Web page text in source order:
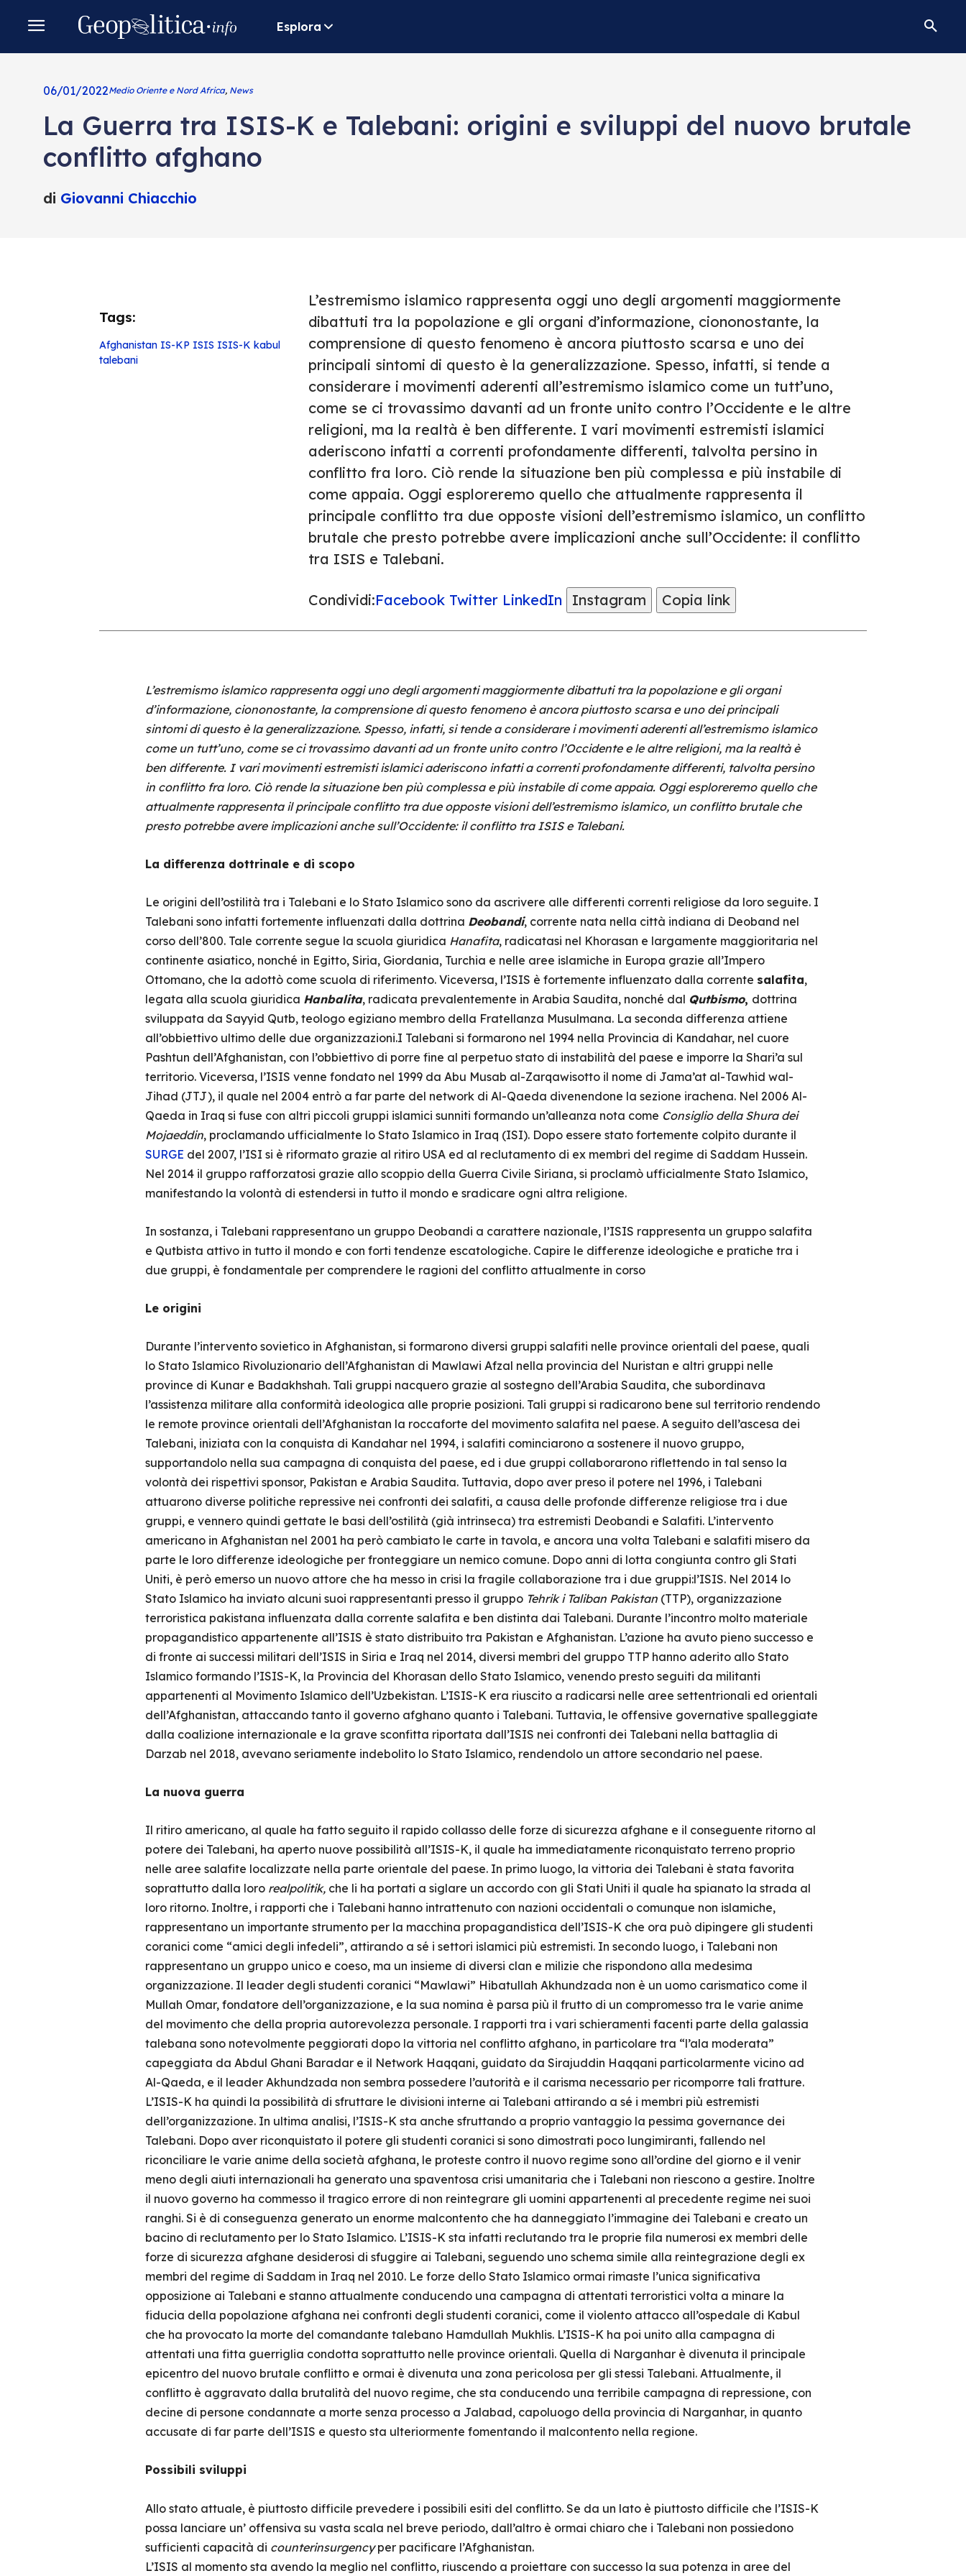
Esplora
06/01/2022Medio Oriente e Nord Africa, News
La Guerra tra ISIS-K e Talebani: origini e sviluppi del nuovo brutale
conflitto afghano
di Giovanni Chiacchio
Tags:
Afghanistan IS-KP ISIS ISIS-K kabul
talebani
L’estremismo islamico rappresenta oggi uno degli argomenti maggiormente
dibattuti tra la popolazione e gli organi d’informazione, ciononostante, la
comprensione di questo fenomeno è ancora piuttosto scarsa e uno dei
principali sintomi di questo è la generalizzazione. Spesso, infatti, si tende a
considerare i movimenti aderenti all’estremismo islamico come un tutt’uno,
come se ci trovassimo davanti ad un fronte unito contro l’Occidente e le altre
religioni, ma la realtà è ben differente. I vari movimenti estremisti islamici
aderiscono infatti a correnti profondamente differenti, talvolta persino in
conflitto fra loro. Ciò rende la situazione ben più complessa e più instabile di
come appaia. Oggi esploreremo quello che attualmente rappresenta il
principale conflitto tra due opposte visioni dell’estremismo islamico, un conflitto
brutale che presto potrebbe avere implicazioni anche sull’Occidente: il conflitto
tra ISIS e Talebani.
Condividi:Facebook Twitter LinkedIn Instagram Copia link
L’estremismo islamico rappresenta oggi uno degli argomenti maggiormente dibattuti tra la popolazione e gli organi
d’informazione, ciononostante, la comprensione di questo fenomeno è ancora piuttosto scarsa e uno dei principali
sintomi di questo è la generalizzazione. Spesso, infatti, si tende a considerare i movimenti aderenti all’estremismo islamico
come un tutt’uno, come se ci trovassimo davanti ad un fronte unito contro l’Occidente e le altre religioni, ma la realtà è
ben differente. I vari movimenti estremisti islamici aderiscono infatti a correnti profondamente differenti, talvolta persino
in conflitto fra loro. Ciò rende la situazione ben più complessa e più instabile di come appaia. Oggi esploreremo quello che
attualmente rappresenta il principale conflitto tra due opposte visioni dell’estremismo islamico, un conflitto brutale che
presto potrebbe avere implicazioni anche sull’Occidente: il conflitto tra ISIS e Talebani.
La differenza dottrinale e di scopo
Le origini dell’ostilità tra i Talebani e lo Stato Islamico sono da ascrivere alle differenti correnti religiose da loro seguite. I
Talebani sono infatti fortemente influenzati dalla dottrina Deobandi, corrente nata nella città indiana di Deoband nel
corso dell’800. Tale corrente segue la scuola giuridica Hanafita, radicatasi nel Khorasan e largamente maggioritaria nel
continente asiatico, nonché in Egitto, Siria, Giordania, Turchia e nelle aree islamiche in Europa grazie all’Impero
Ottomano, che la adottò come scuola di riferimento. Viceversa, l’ISIS è fortemente influenzato dalla corrente salafita,
legata alla scuola giuridica Hanbalita, radicata prevalentemente in Arabia Saudita, nonché dal Qutbismo, dottrina
sviluppata da Sayyid Qutb, teologo egiziano membro della Fratellanza Musulmana. La seconda differenza attiene
all’obbiettivo ultimo delle due organizzazioni.I Talebani si formarono nel 1994 nella Provincia di Kandahar, nel cuore
Pashtun dell’Afghanistan, con l’obbiettivo di porre fine al perpetuo stato di instabilità del paese e imporre la Shari’a sul
territorio. Viceversa, l’ISIS venne fondato nel 1999 da Abu Musab al-Zarqawisotto il nome di Jama’at al-Tawhid wal-
Jihad (JTJ), il quale nel 2004 entrò a far parte del network di Al-Qaeda divenendone la sezione irachena. Nel 2006 Al-
Qaeda in Iraq si fuse con altri piccoli gruppi islamici sunniti formando un’alleanza nota come Consiglio della Shura dei
Mojaeddin, proclamando ufficialmente lo Stato Islamico in Iraq (ISI). Dopo essere stato fortemente colpito durante il
SURGE del 2007, l’ISI si è riformato grazie al ritiro USA ed al reclutamento di ex membri del regime di Saddam Hussein.
Nel 2014 il gruppo rafforzatosi grazie allo scoppio della Guerra Civile Siriana, si proclamò ufficialmente Stato Islamico,
manifestando la volontà di estendersi in tutto il mondo e sradicare ogni altra religione.
In sostanza, i Talebani rappresentano un gruppo Deobandi a carattere nazionale, l’ISIS rappresenta un gruppo salafita
e Qutbista attivo in tutto il mondo e con forti tendenze escatologiche. Capire le differenze ideologiche e pratiche tra i
due gruppi, è fondamentale per comprendere le ragioni del conflitto attualmente in corso
Le origini
Durante l’intervento sovietico in Afghanistan, si formarono diversi gruppi salafiti nelle province orientali del paese, quali
lo Stato Islamico Rivoluzionario dell’Afghanistan di Mawlawi Afzal nella provincia del Nuristan e altri gruppi nelle
province di Kunar e Badakhshah. Tali gruppi nacquero grazie al sostegno dell’Arabia Saudita, che subordinava
l’assistenza militare alla conformità ideologica alle proprie posizioni. Tali gruppi si radicarono bene sul territorio rendendo
le remote province orientali dell’Afghanistan la roccaforte del movimento salafita nel paese. A seguito dell’ascesa dei
Talebani, iniziata con la conquista di Kandahar nel 1994, i salafiti cominciarono a sostenere il nuovo gruppo,
supportandolo nella sua campagna di conquista del paese, ed i due gruppi collaborarono riflettendo in tal senso la
volontà dei rispettivi sponsor, Pakistan e Arabia Saudita. Tuttavia, dopo aver preso il potere nel 1996, i Talebani
attuarono diverse politiche repressive nei confronti dei salafiti, a causa delle profonde differenze religiose tra i due
gruppi, e vennero quindi gettate le basi dell’ostilità (già intrinseca) tra estremisti Deobandi e Salafiti. L’intervento
americano in Afghanistan nel 2001 ha però cambiato le carte in tavola, e ancora una volta Talebani e salafiti misero da
parte le loro differenze ideologiche per fronteggiare un nemico comune. Dopo anni di lotta congiunta contro gli Stati
Uniti, è però emerso un nuovo attore che ha messo in crisi la fragile collaborazione tra i due gruppi:l’ISIS. Nel 2014 lo
Stato Islamico ha inviato alcuni suoi rappresentanti presso il gruppo Tehrik i Taliban Pakistan(TTP), organizzazione
terroristica pakistana influenzata dalla corrente salafita e ben distinta dai Talebani. Durante l’incontro molto materiale
propagandistico appartenente all’ISIS è stato distribuito tra Pakistan e Afghanistan. L’azione ha avuto pieno successo e
di fronte ai successi militari dell’ISIS in Siria e Iraq nel 2014, diversi membri del gruppo TTP hanno aderito allo Stato
Islamico formando l’ISIS-K, la Provincia del Khorasan dello Stato Islamico, venendo presto seguiti da militanti
appartenenti al Movimento Islamico dell’Uzbekistan. L’ISIS-K era riuscito a radicarsi nelle aree settentrionali ed orientali
dell’Afghanistan, attaccando tanto il governo afghano quanto i Talebani. Tuttavia, le offensive governative spalleggiate
dalla coalizione internazionale e la grave sconfitta riportata dall’ISIS nei confronti dei Talebani nella battaglia di
Darzab nel 2018, avevano seriamente indebolito lo Stato Islamico, rendendolo un attore secondario nel paese.
La nuova guerra
Il ritiro americano, al quale ha fatto seguito il rapido collasso delle forze di sicurezza afghane e il conseguente ritorno al
potere dei Talebani, ha aperto nuove possibilità all’ISIS-K, il quale ha immediatamente riconquistato terreno proprio
nelle aree salafite localizzate nella parte orientale del paese. In primo luogo, la vittoria dei Talebani è stata favorita
soprattutto dalla loro realpolitik,che li ha portati a siglare un accordo con gli Stati Uniti il quale ha spianato la strada al
loro ritorno. Inoltre, i rapporti che i Talebani hanno intrattenuto con nazioni occidentali o comunque non islamiche,
rappresentano un importante strumento per la macchina propagandistica dell’ISIS-K che ora può dipingere gli studenti
coranici come “amici degli infedeli”, attirando a sé i settori islamici più estremisti. In secondo luogo, i Talebani non
rappresentano un gruppo unico e coeso, ma un insieme di diversi clan e milizie che rispondono alla medesima
organizzazione. Il leader degli studenti coranici “Mawlawi” Hibatullah Akhundzada non è un uomo carismatico come il
Mullah Omar, fondatore dell’organizzazione, e la sua nomina è parsa più il frutto di un compromesso tra le varie anime
del movimento che della propria autorevolezza personale. I rapporti tra i vari schieramenti facenti parte della galassia
talebana sono notevolmente peggiorati dopo la vittoria nel conflitto afghano, in particolare tra “l’ala moderata”
capeggiata da Abdul Ghani Baradar e il Network Haqqani, guidato da Sirajuddin Haqqani particolarmente vicino ad
Al-Qaeda, e il leader Akhundzada non sembra possedere l’autorità e il carisma necessario per ricomporre tali fratture.
L’ISIS-K ha quindi la possibilità di sfruttare le divisioni interne ai Talebani attirando a sé i membri più estremisti
dell’organizzazione. In ultima analisi, l’ISIS-K sta anche sfruttando a proprio vantaggio la pessima governance dei
Talebani. Dopo aver riconquistato il potere gli studenti coranici si sono dimostrati poco lungimiranti, fallendo nel
riconciliare le varie anime della società afghana, le proteste contro il nuovo regime sono all’ordine del giorno e il venir
meno degli aiuti internazionali ha generato una spaventosa crisi umanitaria che i Talebani non riescono a gestire. Inoltre
il nuovo governo ha commesso il tragico errore di non reintegrare gli uomini appartenenti al precedente regime nei suoi
ranghi. Si è di conseguenza generato un enorme malcontento che ha danneggiato l’immagine dei Talebani e creato un
bacino di reclutamento per lo Stato Islamico. L’ISIS-K sta infatti reclutando tra le proprie fila numerosi ex membri delle
forze di sicurezza afghane desiderosi di sfuggire ai Talebani, seguendo uno schema simile alla reintegrazione degli ex
membri del regime di Saddam in Iraq nel 2010. Le forze dello Stato Islamico ormai rimaste l’unica significativa
opposizione ai Talebani e stanno attualmente conducendo una campagna di attentati terroristici volta a minare la
fiducia della popolazione afghana nei confronti degli studenti coranici, come il violento attacco all’ospedale di Kabul
che ha provocato la morte del comandante talebano Hamdullah Mukhlis. L’ISIS-K ha poi unito alla campagna di
attentati una fitta guerriglia condotta soprattutto nelle province orientali. Quella di Narganhar è divenuta il principale
epicentro del nuovo brutale conflitto e ormai è divenuta una zona pericolosa per gli stessi Talebani. Attualmente, il
conflitto è aggravato dalla brutalità del nuovo regime, che sta conducendo una terribile campagna di repressione, con
decine di persone condannate a morte senza processo a Jalabad, capoluogo della provincia di Narganhar, in quanto
accusate di far parte dell’ISIS e questo sta ulteriormente fomentando il malcontento nella regione.
Possibili sviluppi
Allo stato attuale, è piuttosto difficile prevedere i possibili esiti del conflitto. Se da un lato è piuttosto difficile che l’ISIS-K
possa lanciare un’ offensiva su vasta scala nel breve periodo, dall’altro è ormai chiaro che i Talebani non possiedono
sufficienti capacità di counterinsurgencyper pacificare l’Afghanistan.
L’ISIS al momento sta avendo la meglio nel conflitto, riuscendo a proiettare con successo la sua potenza in aree del